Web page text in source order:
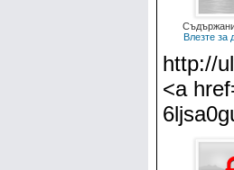
Влезте за
http://
<a